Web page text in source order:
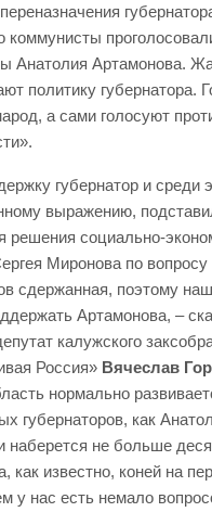
коммунисты
Анатолия Артамонова.
политику губернатора.
а сами голосуют
губернатор и среди
выражению,
решения социально-
Миронова по
сдержанная, поэтому
Артамонова, –
калужского
Россия» Вячеслав
нормально
губернаторов, как
наберется не больше
как известно, коней на
у нас есть немало